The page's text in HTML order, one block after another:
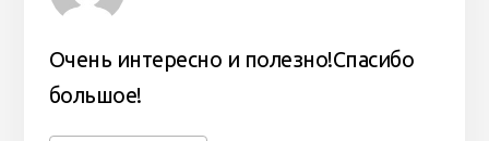
Очень интересно и полезно!Спасибо
большое!